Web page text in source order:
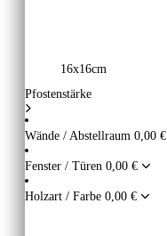
16x16cm
Pfostenstärke
Wände / Abstellraum 0,00 €
Fenster / Türen 0,00 €
Holzart / Farbe 0,00 €